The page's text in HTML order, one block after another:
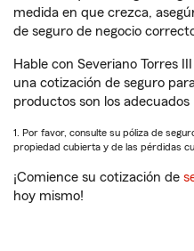
medida en que crezca,
de seguro de negocio
Hable con Severiano Torres
una cotización de seguro
productos son los adecuados
1. Por favor, consulte su póliza de
propiedad cubierta y de las pérdidas
¡Comience su cotización de
hoy mismo!